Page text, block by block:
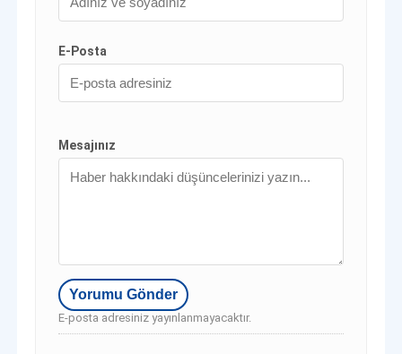
E-Posta
Mesajınız
E-posta adresiniz yayınlanmayacaktır.